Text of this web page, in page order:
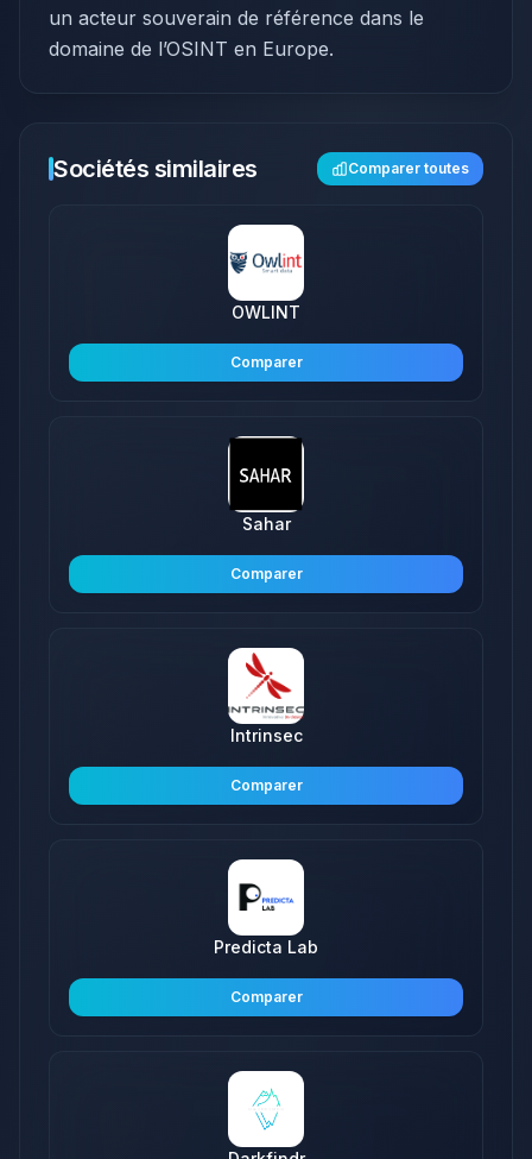
un acteur souverain de référence dans le
domaine de l’OSINT en Europe.
Sociétés similaires Comparer toutes
OWLINT
Comparer
Sahar
Comparer
Intrinsec
Comparer
Predicta Lab
Comparer